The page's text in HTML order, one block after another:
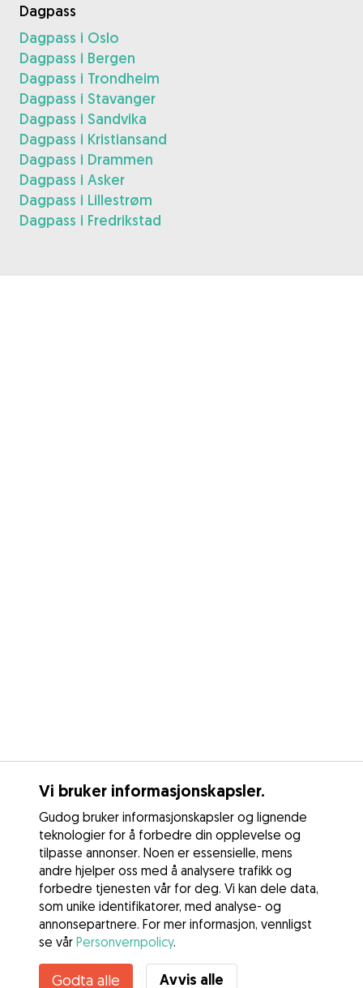
Kontakt Charlotte
Vi bruker informasjonskapsler.
Gudog bruker informasjonskapsler og lignende
teknologier for å forbedre din opplevelse og
tilpasse annonser. Noen er essensielle, mens
andre hjelper oss med å analysere trafikk og
forbedre tjenesten vår for deg. Vi kan dele data,
som unike identifikatorer, med analyse- og
annonsepartnere. For mer informasjon, vennligst
se vår Personvernpolicy.
Godta alle Avvis alle
Dagpass
Dagpass i Oslo
Dagpass i Bergen
Dagpass i Trondheim
Dagpass i Stavanger
Dagpass i Sandvika
Dagpass i Kristiansand
Dagpass i Drammen
Dagpass i Asker
Dagpass i Lillestrøm
Dagpass i Fredrikstad